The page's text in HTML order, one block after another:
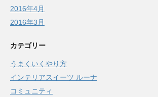
2016年4月
2016年3月
カテゴリー
うまくいくやり方
インテリアスイーツ ルーナ
コミュニティ